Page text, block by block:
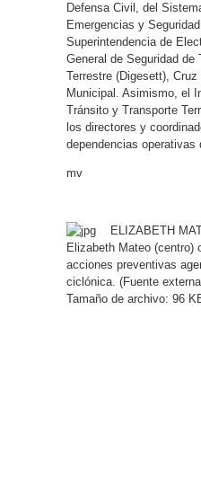
Defensa Civil, del
Emergencias y
Superintendencia de
General de Seguridad de
Terrestre (Digesett),
Municipal. Asimismo, el
Tránsito y Transporte
los directores y
dependencias operativas
mv
ELIZABETH
Elizabeth Mateo (centro)
acciones preventivas
ciclónica. (Fuente
Tamaño de archivo: 96